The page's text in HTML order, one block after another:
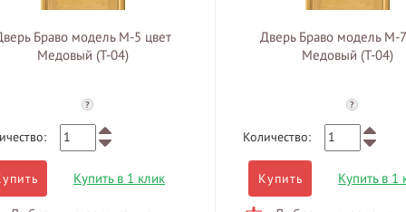
Браво модель М-5 цвет
Медовый (Т-04)
?
Купить в 1 клик
Дверь Браво модель М-
Медовый (Т-04)
?
Количество:
Купить Купить в 1